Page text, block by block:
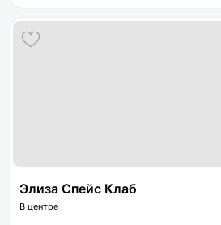
Элиза Спейс Клаб
В центре